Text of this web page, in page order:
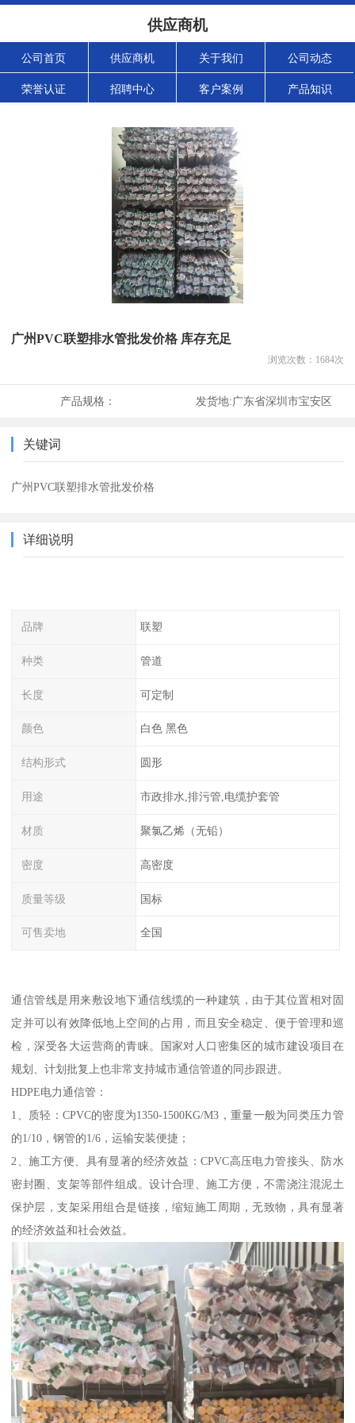
供应商机
公司首页 供应商机 关于我们 公司动态
荣誉认证 招聘中心 客户案例 产品知识
广州PVC联塑排水管批发价格 库存充足
浏览次数： 1684次
产品规格： 发货地:广东省深圳市宝安区
关键词
广州PVC联塑排水管批发价格
详细说明
品牌 联塑
种类 管道
长度 可定制
颜色 白色 黑色
结构形式 圆形
用途 市政排水,排污管,电缆护套管
材质 聚氯乙烯（无铅）
密度 高密度
质量等级 国标
可售卖地 全国
通信管线是用来敷设地下通信线缆的一种建筑，由于其位置相对固
定并可以有效降低地上空间的占用，而且安全稳定、便于管理和巡
检，深受各大运营商的青睐。国家对人口密集区的城市建设项目在
规划、计划批复上也非常支持城市通信管道的同步跟进。
HDPE电力通信管：
1、质轻：CPVC的密度为1350-1500KG/M3，重量一般为同类压力管
的1/10，钢管的1/6，运输安装便捷；
2、施工方便、具有显著的经济效益：CPVC高压电力管接头、防水
密封圈、支架等部件组成。设计合理、施工方便，不需浇注混泥土
保护层，支架采用组合是链接，缩短施工周期，无致物，具有显著
的经济效益和社会效益。